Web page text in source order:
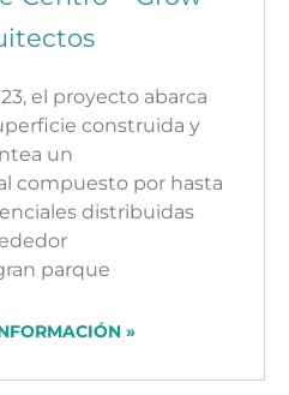
el proyecto abarca
construida y
un
compuesto por hasta
distribuidas
parque
»